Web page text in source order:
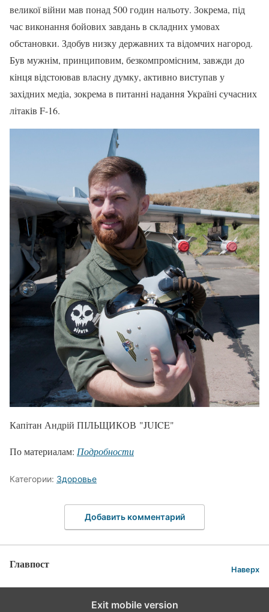
великої війни мав понад 500 годин нальоту. Зокрема, під
час виконання бойових завдань в складних умовах
обстановки. Здобув низку державних та відомчих нагород.
Був мужнім, принциповим, безкомпромісним, завжди до
кінця відстоював власну думку, активно виступав у
західних медіа, зокрема в питанні надання Україні сучасних
літаків F-16.
Капітан Андрій ПІЛЬЩИКОВ "JUICE"
По материалам: Подробности
Категории: Здоровье
Добавить комментарий
Главпост Наверх
Exit mobile version